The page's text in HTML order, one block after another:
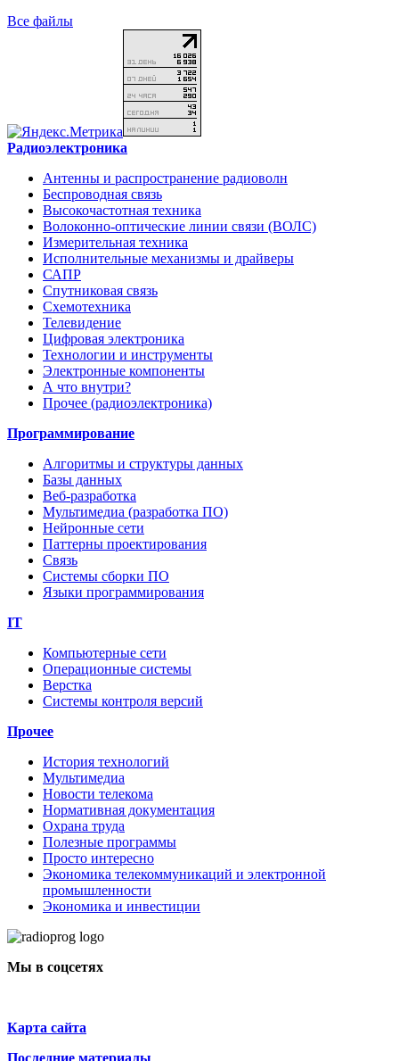
Все файлы
Радиоэлектроника
Антенны и распространение радиоволн
Беспроводная связь
Высокочастотная техника
Волоконно-оптические линии связи (ВОЛС)
Измерительная техника
Исполнительные механизмы и драйверы
САПР
Спутниковая связь
Схемотехника
Телевидение
Цифровая электроника
Технологии и инструменты
Электронные компоненты
А что внутри?
Прочее (радиоэлектроника)
Программирование
Алгоритмы и структуры данных
Базы данных
Веб-разработка
Мультимедиа (разработка ПО)
Нейронные сети
Паттерны проектирования
Связь
Системы сборки ПО
Языки программирования
IT
Компьютерные сети
Операционные системы
Верстка
Системы контроля версий
Прочее
История технологий
Мультимедиа
Новости телекома
Нормативная документация
Охрана труда
Полезные программы
Просто интересно
Экономика телекоммуникаций и электронной
промышленности
Экономика и инвестиции
Мы в соцсетях
Карта сайта